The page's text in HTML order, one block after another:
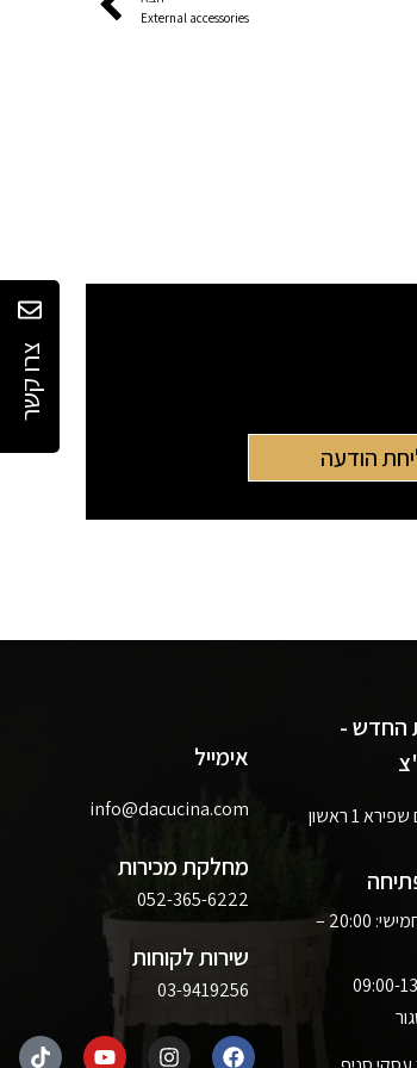
External accessories
הודעה
החדש -
השר חיים שפירא 1 ראשון
ראשון – חמישי: 20:00 –
אימייל
info@dacucina.com
מחלקת מכירות
052-365-6222
שירות לקוחות
03-9419256
צרו קשר